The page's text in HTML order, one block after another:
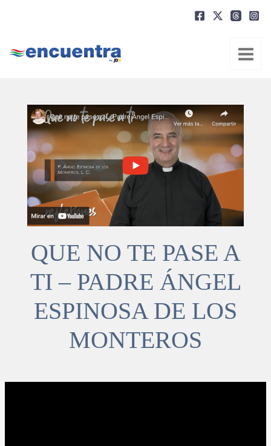
QUE NO TE PASE A
TI – PADRE ÁNGEL
ESPINOSA DE LOS
MONTEROS